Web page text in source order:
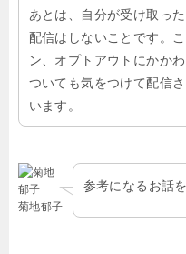
あとは、自分が受け取っ
配信はしないことです。
ン、オプトアウトにかか
ついても気をつけて配信
います。
菊地郁子
参考になるお話